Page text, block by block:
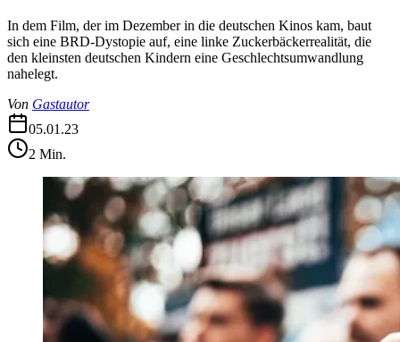
In dem Film, der im Dezember in die deutschen Kinos kam, baut
sich eine BRD-Dystopie auf, eine linke Zuckerbäckerrealität, die
den kleinsten deutschen Kindern eine Geschlechtsumwandlung
nahelegt.
Von Gastautor
05.01.23
2 Min.